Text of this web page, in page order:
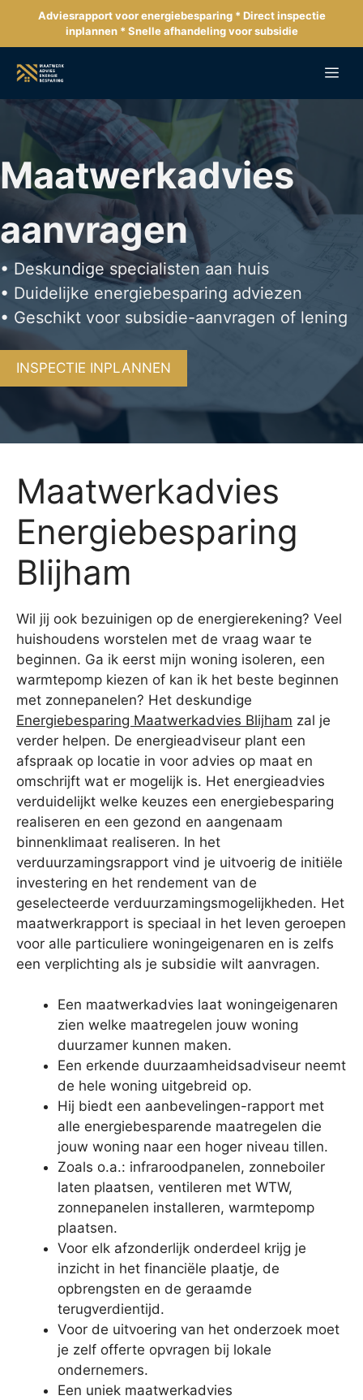
de
inhoud
Adviesrapport voor energiebesparing * Direct inspectie
inplannen * Snelle afhandeling voor subsidie
Maatwerkadvies
aanvragen
• Deskundige specialisten aan huis
• Duidelijke energiebesparing adviezen
• Geschikt voor subsidie-aanvragen of lening
INSPECTIE INPLANNEN
Maatwerkadvies
Energiebesparing
Blijham
Wil jij ook bezuinigen op de energierekening? Veel
huishoudens worstelen met de vraag waar te
beginnen. Ga ik eerst mijn woning isoleren, een
warmtepomp kiezen of kan ik het beste beginnen
met zonnepanelen? Het deskundige
Energiebesparing Maatwerkadvies Blijham zal je
verder helpen. De energieadviseur plant een
afspraak op locatie in voor advies op maat en
omschrijft wat er mogelijk is. Het energieadvies
verduidelijkt welke keuzes een energiebesparing
realiseren en een gezond en aangenaam
binnenklimaat realiseren. In het
verduurzamingsrapport vind je uitvoerig de initiële
investering en het rendement van de
geselecteerde verduurzamingsmogelijkheden. Het
maatwerkrapport is speciaal in het leven geroepen
voor alle particuliere woningeigenaren en is zelfs
een verplichting als je subsidie wilt aanvragen.
Een maatwerkadvies laat woningeigenaren
zien welke maatregelen jouw woning
duurzamer kunnen maken.
Een erkende duurzaamheidsadviseur neemt
de hele woning uitgebreid op.
Hij biedt een aanbevelingen-rapport met
alle energiebesparende maatregelen die
jouw woning naar een hoger niveau tillen.
Zoals o.a.: infraroodpanelen, zonneboiler
laten plaatsen, ventileren met WTW,
zonnepanelen installeren, warmtepomp
plaatsen.
Voor elk afzonderlijk onderdeel krijg je
inzicht in het financiële plaatje, de
opbrengsten en de geraamde
terugverdientijd.
Voor de uitvoering van het onderzoek moet
je zelf offerte opvragen bij lokale
ondernemers.
Een uniek maatwerkadvies